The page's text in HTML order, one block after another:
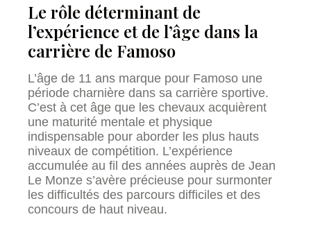
Le rôle déterminant de
l’expérience et de l’âge dans la
carrière de Famoso
L’âge de 11 ans marque pour Famoso une
période charnière dans sa carrière sportive.
C’est à cet âge que les chevaux acquièrent
une maturité mentale et physique
indispensable pour aborder les plus hauts
niveaux de compétition. L’expérience
accumulée au fil des années auprès de Jean
Le Monze s’avère précieuse pour surmonter
les difficultés des parcours difficiles et des
concours de haut niveau.